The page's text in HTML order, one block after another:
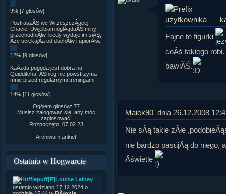
9% [7 głosów]
PostraszĂŞ we WrzeszczÂącej
Chacie. Uwielbiam oglÂądaĂŚ miny
przechodniĂłw, kiedy wydaje im siĂŞ,
Âże uciekajÂą od duchĂłw i upiorĂłw.
12% [9 głosów]
KaÂżda pogoda jest dobra na
Quidditcha. ÂŚnieg nie powstrzyma
mnie przed regularnymi treningami.
14% [11 głosów]
Ogółem głosów: 77
Musisz zalogować się, aby móc
zagłosować.
Rozpoczęto: 07.02.23
Archiwum ankiet
Ostatnio w Hogwarcie
[P]Louise Lainey
ostatnio widziano 17.12.2024 o
Fajne te figurki
coÂś takiego
bawiĂŚ.
Maiek90 dnia 26.12.2008
Nie sÂą takie zÂłe
nie bardzo pasujÂą do niego,
Âświetle